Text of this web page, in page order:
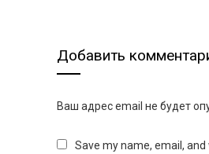
Добавить
Ваш адрес email не будет
Save my name, email,